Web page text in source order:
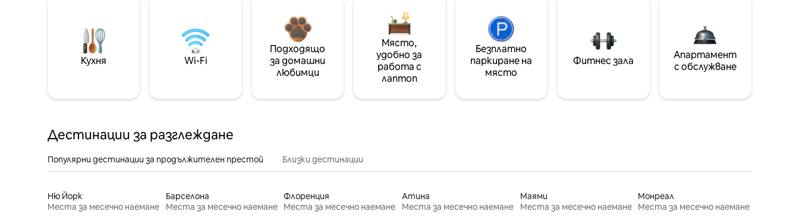
Кухня Wi-Fi
Подходящо
за домашни
любимци
Място,
удобно за
работа с
лаптоп
Безплатно
паркиране на
място
Фитнес зала
Апартамент
с обслужване
Дестинации за разглеждане
Популярни дестинации за продължителен престой Близки дестинации
Ню Йорк
Места за месечно наемане
Барселона
Места за месечно наемане
Флоренция
Места за месечно наемане
Атина
Места за месечно наемане
Маями
Места за месечно наемане
Монреал
Места за месечно наемане